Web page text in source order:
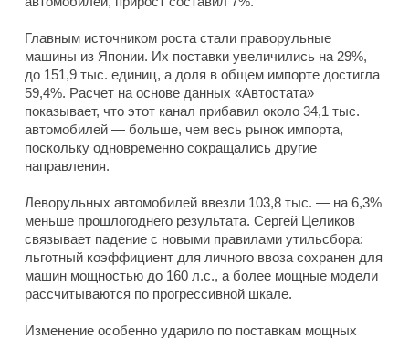
Главным источником роста стали праворульные
машины из Японии. Их поставки увеличились на 29%,
до 151,9 тыс. единиц, а доля в общем импорте достигла
59,4%. Расчет на основе данных «Автостата»
показывает, что этот канал прибавил около 34,1 тыс.
автомобилей — больше, чем весь рынок импорта,
поскольку одновременно сокращались другие
направления.
Леворульных автомобилей ввезли 103,8 тыс. — на 6,3%
меньше прошлогоднего результата. Сергей Целиков
связывает падение с новыми правилами утильсбора:
льготный коэффициент для личного ввоза сохранен для
машин мощностью до 160 л.с., а более мощные модели
рассчитываются по прогрессивной шкале.
Изменение особенно ударило по поставкам мощных